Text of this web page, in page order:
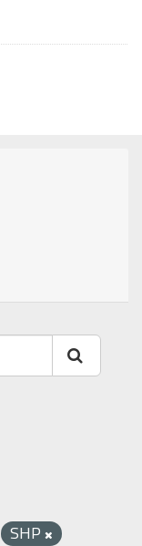
SHP